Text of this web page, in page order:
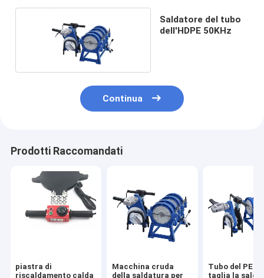
Saldatore del tubo
dell'HDPE 50KHz
Continua
Prodotti Raccomandati
piastra di
riscaldamento calda
Macchina cruda
della saldatura per
Tubo del PE
taglia la